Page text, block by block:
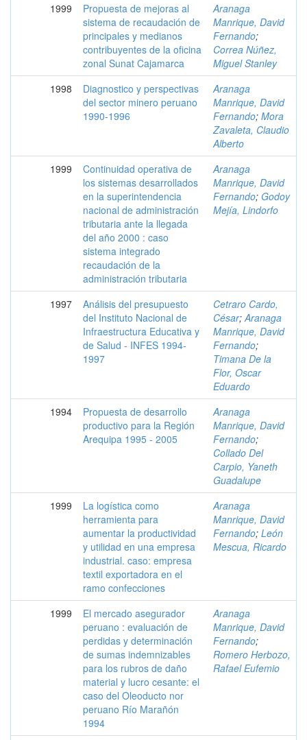
1999
Propuesta de mejoras al
sistema de recaudación de
principales y medianos
contribuyentes de la oficina
zonal Sunat Cajamarca
Aranaga
Manrique, David
Fernando;
Correa Núñez,
Miguel Stanley
1998
Diagnostico y perspectivas
del sector minero peruano
1990-1996
Aranaga
Manrique, David
Fernando; Mora
Zavaleta, Claudio
Alberto
1999
Continuidad operativa de
los sistemas desarrollados
en la superintendencia
nacional de administración
tributaria ante la llegada
del año 2000 : caso
sistema integrado
recaudación de la
administración tributaria
Aranaga
Manrique, David
Fernando; Godoy
Mejía, Lindorfo
1997
Análisis del presupuesto
del Instituto Nacional de
Infraestructura Educativa y
de Salud - INFES 1994-
1997
Cetraro Cardo,
César; Aranaga
Manrique, David
Fernando;
Timana De la
Flor, Oscar
Eduardo
1994
Propuesta de desarrollo
productivo para la Región
Arequipa 1995 - 2005
Aranaga
Manrique, David
Fernando;
Collado Del
Carpio, Yaneth
Guadalupe
1999
La logística como
herramienta para
aumentar la productividad
y utilidad en una empresa
industrial. caso: empresa
textil exportadora en el
ramo confecciones
Aranaga
Manrique, David
Fernando; León
Mescua, Ricardo
1999
El mercado asegurador
peruano : evaluación de
perdidas y determinación
de sumas indemnizables
para los rubros de daño
material y lucro cesante: el
caso del Oleoducto nor
peruano Río Marañón
1994
Aranaga
Manrique, David
Fernando;
Romero Herbozo,
Rafael Eufemio